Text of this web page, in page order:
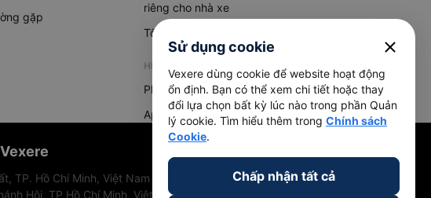
gặp
riêng cho nhà xe
Tổng đài AI
HỆ THỐNG QUẢN LÝ HÀNG HOÁ
Phần mềm quản lý hàng hoá
App quản lý hàng hoá
TP. Hồ Chí Minh, Việt Nam
Hội, TP Hồ Chí Minh, Việt Nam
Sử dụng cookie close
Vexere dùng cookie để website hoạt động
ổn định. Bạn có thể xem chi tiết hoặc thay
đổi lựa chọn bất kỳ lúc nào trong phần Quản
lý cookie. Tìm hiểu thêm trong Chính sách
Cookie.
Chấp nhận tất cả